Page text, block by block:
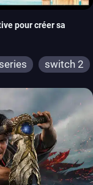
pour créer sa
switch 2